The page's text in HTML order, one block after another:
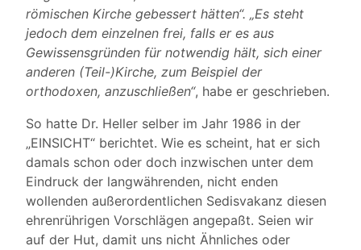
römischen Kirche gebessert hätten“. „Es steht
jedoch dem einzelnen frei, falls er es aus
Gewissensgründen für notwendig hält, sich einer
anderen (Teil-)Kirche, zum Beispiel der
orthodoxen, anzuschließen“, habe er geschrieben.
So hatte Dr. Heller selber im Jahr 1986 in der
„EINSICHT“ berichtet. Wie es scheint, hat er sich
damals schon oder doch inzwischen unter dem
Eindruck der langwährenden, nicht enden
wollenden außerordentlichen Sedisvakanz diesen
ehrenrührigen Vorschlägen angepaßt. Seien wir
auf der Hut, damit uns nicht Ähnliches oder